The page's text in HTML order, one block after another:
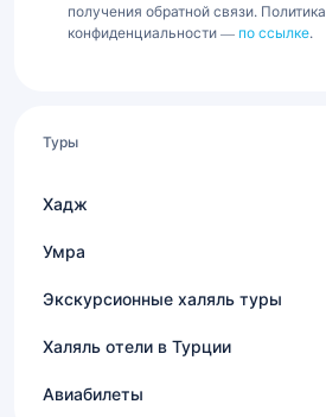
получения обратной связи. Политика
конфиденциальности — по ссылке.
Туры
Хадж
Умра
Экскурсионные халяль туры
Халяль отели в Турции
Авиабилеты